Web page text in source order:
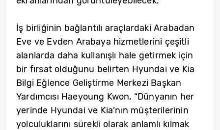
İş birliğinin bağlantılı araçlardaki Arabadan
Eve ve Evden Arabaya hizmetlerini çeşitli
alanlarda daha kullanışlı hale getirmek için
bir fırsat olduğunu belirten Hyundai ve Kia
Bilgi Eğlence Geliştirme Merkezi Başkan
Yardımcısı Haeyoung Kwon, “Dünyanın her
yerinde Hyundai ve Kia’nın müşterilerinin
yolculuklarını sürekli olarak anlamlı kılmak